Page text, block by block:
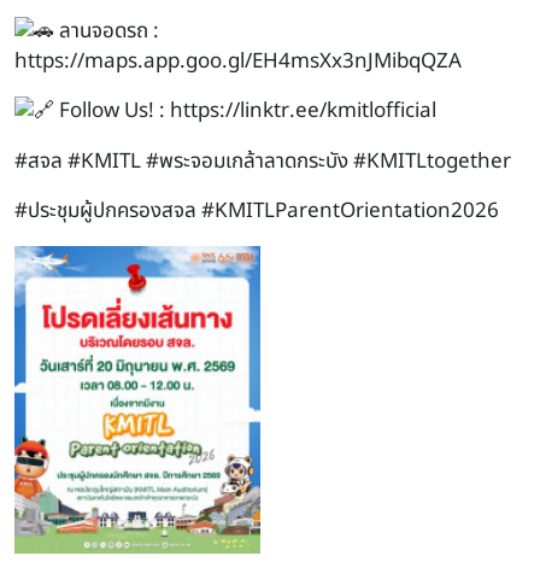
ลานจอดรถ :
https://maps.app.goo.gl/EH4msXx3nJMibqQZA
Follow Us! : https://linktr.ee/kmitlofficial
#สจล#KMITL#พระจอมเกล้าลาดกระบัง#KMITLtogether
#ประชุมผู้ปกครองสจล#KMITLParentOrientation2026